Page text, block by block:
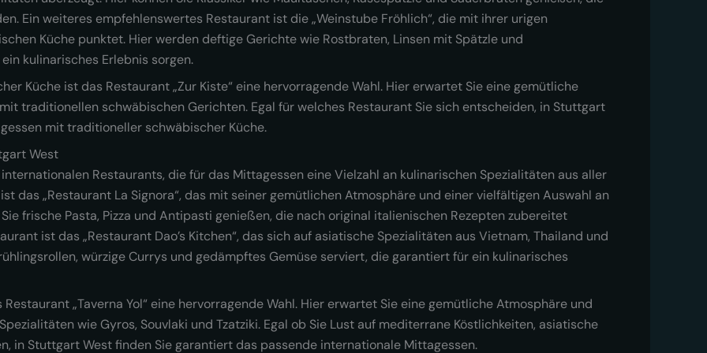
Ein weiteres empfehlenswertes Restaurant ist die „Weinstube Fröhlich“, die mit ihrer urigen
Küche punktet. Hier werden deftige Gerichte wie Rostbraten, Linsen mit Spätzle und
kulinarisches Erlebnis sorgen.
Küche ist das Restaurant „Zur Kiste“ eine hervorragende Wahl. Hier erwartet Sie eine gemütliche
traditionellen schwäbischen Gerichten. Egal für welches Restaurant Sie sich entscheiden, in Stuttgart
mit traditioneller schwäbischer Küche.
West
Restaurants, die für das Mittagessen eine Vielzahl an kulinarischen Spezialitäten aus aller
das „Restaurant La Signora“, das mit seiner gemütlichen Atmosphäre und einer vielfältigen Auswahl an
frische Pasta, Pizza und Antipasti genießen, die nach original italienischen Rezepten zubereitet
ist das „Restaurant Dao’s Kitchen“, das sich auf asiatische Spezialitäten aus Vietnam, Thailand und
würzige Currys und gedämpftes Gemüse serviert, die garantiert für ein kulinarisches
„Taverna Yol“ eine hervorragende Wahl. Hier erwartet Sie eine gemütliche Atmosphäre und
wie Gyros, Souvlaki und Tzatziki. Egal ob Sie Lust auf mediterrane Köstlichkeiten, asiatische
in Stuttgart West finden Sie garantiert das passende internationale Mittagessen.